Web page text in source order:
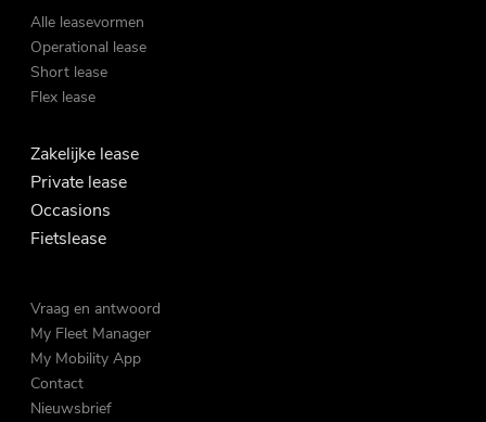
Alle leasevormen
Operational lease
Short lease
Flex lease
Zakelijke lease
Private lease
Occasions
Fietslease
Vraag en antwoord
My Fleet Manager
My Mobility App
Contact
Nieuwsbrief